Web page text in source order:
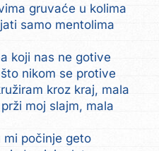
gruvaće u kolima
samo mentolima
koji nas ne gotive
nikom se protive
kroz kraj, mala
moj slajm, mala
mi počinje geto